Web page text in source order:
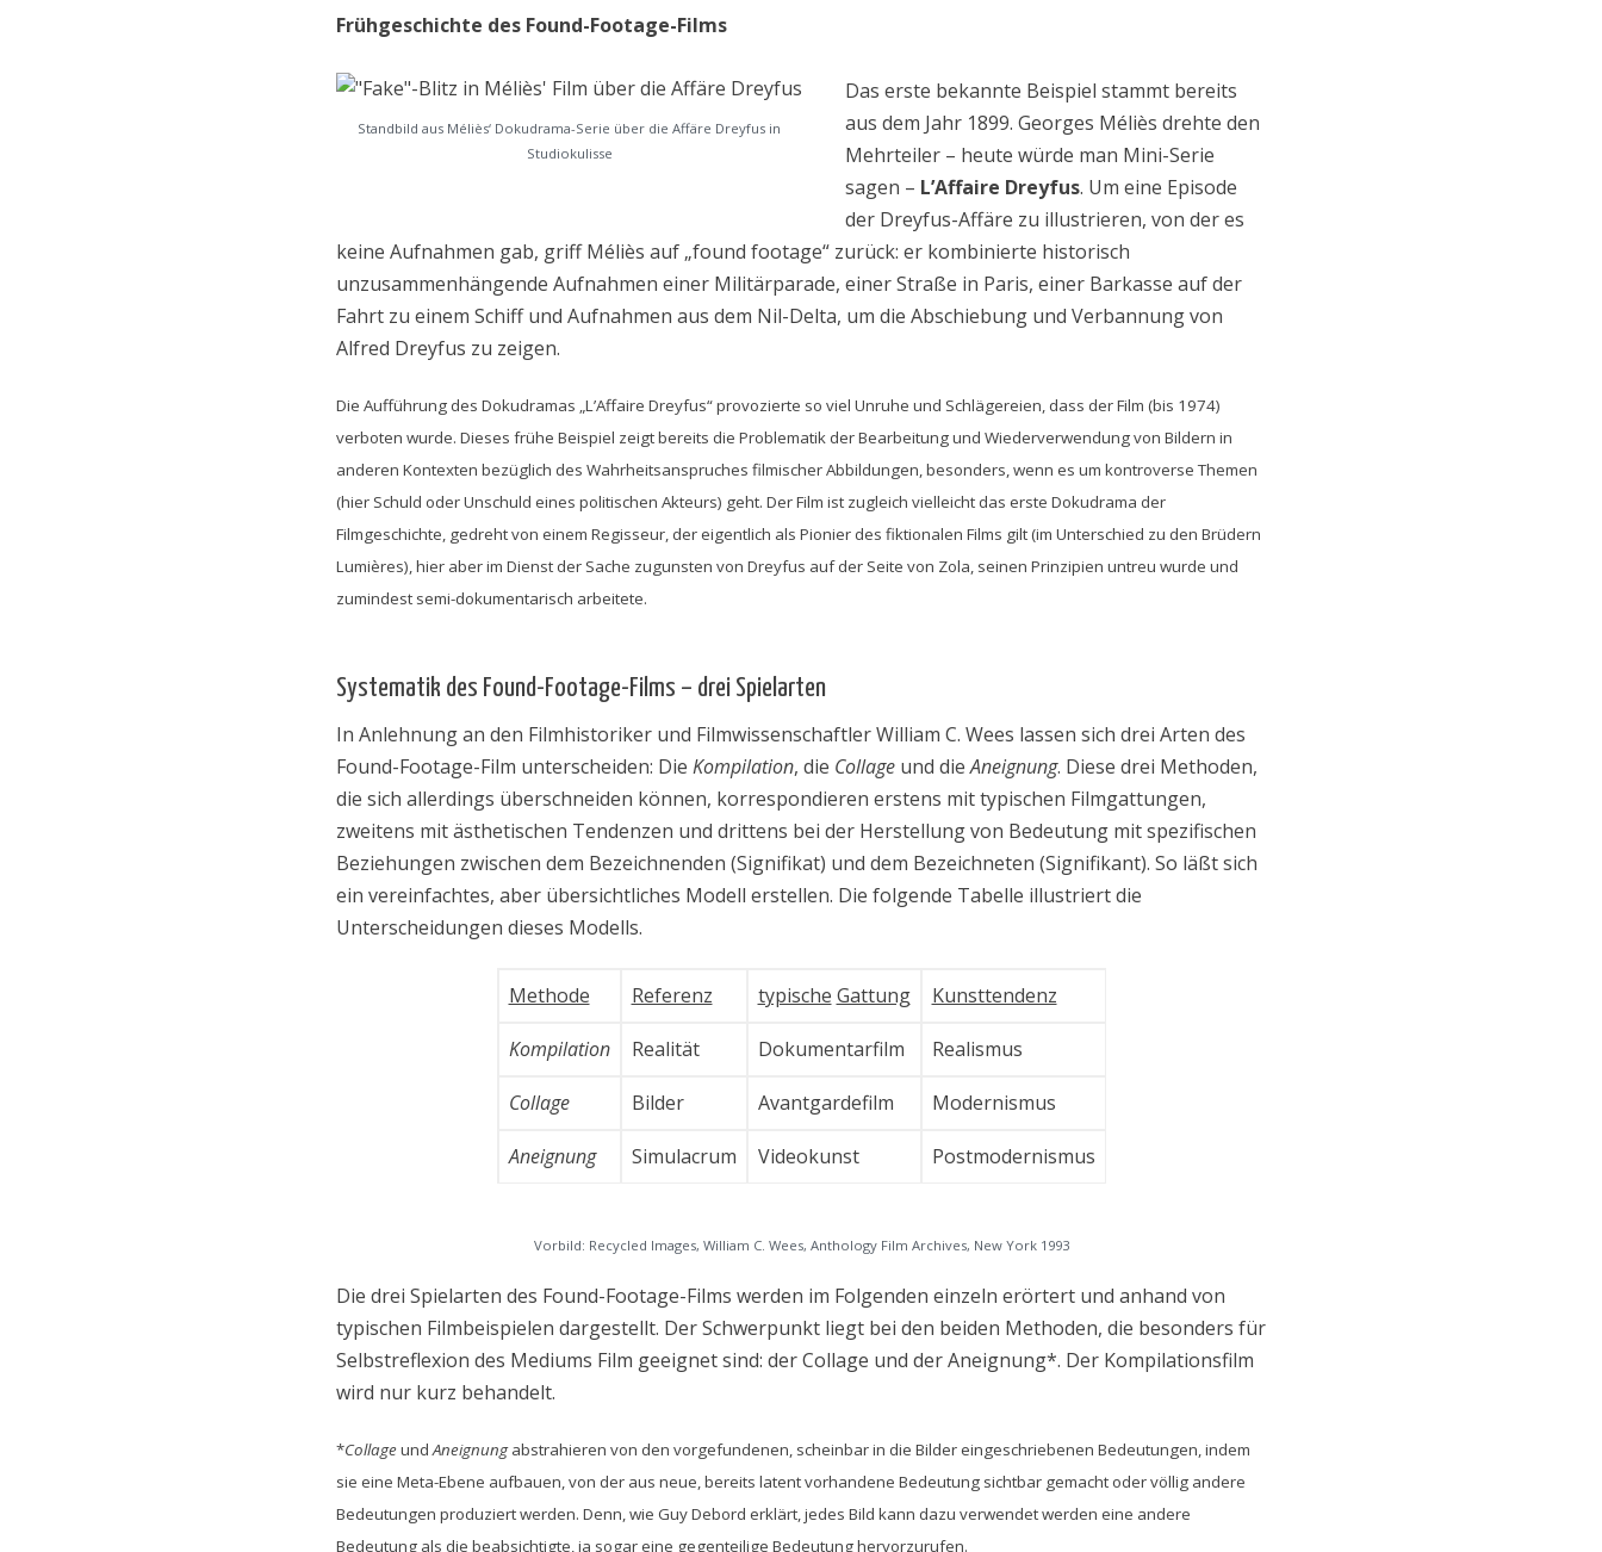
Frühgeschichte des Found-Footage-Films
Standbild aus Méliès‘ Dokudrama-Serie über die Affäre Dreyfus in
Studiokulisse
Das erste bekannte Beispiel stammt bereits
aus dem Jahr 1899. Georges Méliès drehte den
Mehrteiler – heute würde man Mini-Serie
sagen – L’Affaire Dreyfus. Um eine Episode
der Dreyfus-Affäre zu illustrieren, von der es
keine Aufnahmen gab, griff Méliès auf „found footage“ zurück: er kombinierte historisch
unzusammenhängende Aufnahmen einer Militärparade, einer Straße in Paris, einer Barkasse auf der
Fahrt zu einem Schiff und Aufnahmen aus dem Nil-Delta, um die Abschiebung und Verbannung von
Alfred Dreyfus zu zeigen.
Die Aufführung des Dokudramas „L’Affaire Dreyfus“ provozierte so viel Unruhe und Schlägereien, dass der Film (bis 1974)
verboten wurde. Dieses frühe Beispiel zeigt bereits die Problematik der Bearbeitung und Wiederverwendung von Bildern in
anderen Kontexten bezüglich des Wahrheitsanspruches filmischer Abbildungen, besonders, wenn es um kontroverse Themen
(hier Schuld oder Unschuld eines politischen Akteurs) geht. Der Film ist zugleich vielleicht das erste Dokudrama der
Filmgeschichte, gedreht von einem Regisseur, der eigentlich als Pionier des fiktionalen Films gilt (im Unterschied zu den Brüdern
Lumières), hier aber im Dienst der Sache zugunsten von Dreyfus auf der Seite von Zola, seinen Prinzipien untreu wurde und
zumindest semi-dokumentarisch arbeitete.
Systematik des Found-Footage-Films – drei Spielarten
In Anlehnung an den Filmhistoriker und Filmwissenschaftler William C. Wees lassen sich drei Arten des
Found-Footage-Film unterscheiden: Die Kompilation, die Collage und dieAneignung. Diese drei Methoden,
die sich allerdings überschneiden können, korrespondieren erstens mit typischen Filmgattungen,
zweitens mit ästhetischen Tendenzen und drittens bei der Herstellung von Bedeutung mit spezifischen
Beziehungen zwischen dem Bezeichnenden (Signifikat) und dem Bezeichneten (Signifikant). So läßt sich
ein vereinfachtes, aber übersichtliches Modell erstellen. Die folgende Tabelle illustriert die
Unterscheidungen dieses Modells.
Methode Referenz typische Gattung Kunsttendenz
Kompilation Realität Dokumentarfilm Realismus
Collage Bilder Avantgardefilm Modernismus
Aneignung Simulacrum Videokunst Postmodernismus
Vorbild: Recycled Images, William C. Wees, Anthology Film Archives, New York 1993
Die drei Spielarten des Found-Footage-Films werden im Folgenden einzeln erörtert und anhand von
typischen Filmbeispielen dargestellt. Der Schwerpunkt liegt bei den beiden Methoden, die besonders für
Selbstreflexion des Mediums Film geeignet sind: der Collage und der Aneignung*. Der Kompilationsfilm
wird nur kurz behandelt.
*CollageundAneignungabstrahieren von den vorgefundenen, scheinbar in die Bilder eingeschriebenen Bedeutungen, indem
sie eine Meta-Ebene aufbauen, von der aus neue, bereits latent vorhandene Bedeutung sichtbar gemacht oder völlig andere
Bedeutungen produziert werden. Denn, wie Guy Debord erklärt, jedes Bild kann dazu verwendet werden eine andere
Bedeutung als die beabsichtigte, ja sogar eine gegenteilige Bedeutung hervorzurufen.